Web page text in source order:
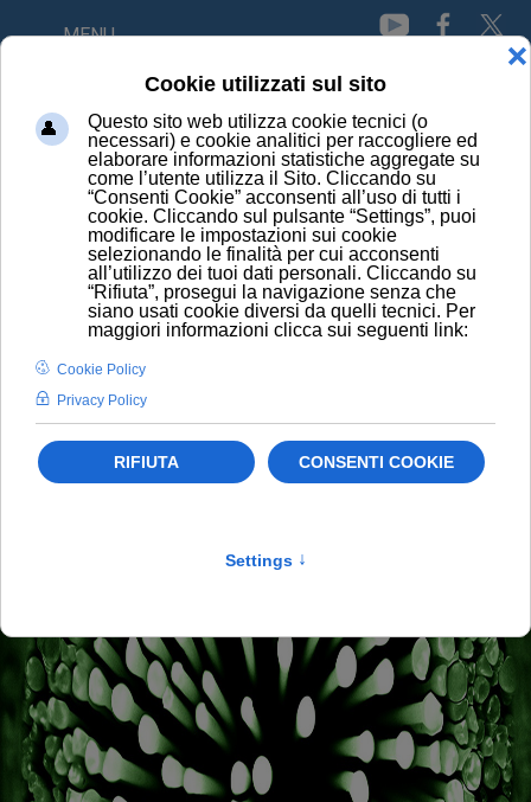
MENU
STOP AI NANO MOVIMENTI DEI BATTERI CONTRO LE
INFEZIONI